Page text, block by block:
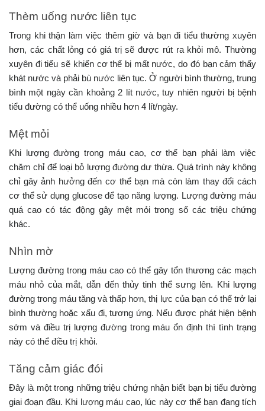
Thèm uống nước liên tục
Trong khi thận làm việc thêm giờ và bạn đi tiểu thường xuyên
hơn, các chất lỏng có giá trị sẽ được rút ra khỏi mô. Thường
xuyên đi tiểu sẽ khiến cơ thể bị mất nước, do đó bạn cảm thấy
khát nước và phải bù nước liên tục. Ở người bình thường, trung
bình một ngày cần khoảng 2 lít nước, tuy nhiên người bị bệnh
tiểu đường có thể uống nhiều hơn 4 lít/ngày.
Mệt mỏi
Khi lượng đường trong máu cao, cơ thể bạn phải làm việc
chăm chỉ để loại bỏ lượng đường dư thừa. Quá trình này không
chỉ gây ảnh hưởng đến cơ thể bạn mà còn làm thay đổi cách
cơ thể sử dụng glucose để tạo năng lượng. Lượng đường máu
quá cao có tác động gây mệt mỏi trong số các triệu chứng
khác.
Nhìn mờ
Lượng đường trong máu cao có thể gây tổn thương các mạch
máu nhỏ của mắt, dẫn đến thủy tinh thể sưng lên. Khi lượng
đường trong máu tăng và thấp hơn, thị lực của bạn có thể trở lại
bình thường hoặc xấu đi, tương ứng. Nếu được phát hiện bệnh
sớm và điều trị lượng đường trong máu ổn định thì tình trạng
này có thể điều trị khỏi.
Tăng cảm giác đói
Đây là một trong những triệu chứng nhận biết bạn bị tiểu đường
giai đoạn đầu. Khi lượng máu cao, lúc này cơ thể bạn đang tích